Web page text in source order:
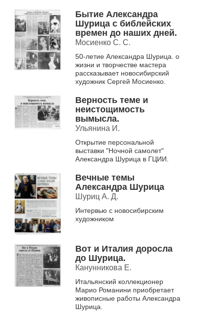
Бытие Александра
Шурица с библейских
времен до наших дней.
Мосиенко С. С.
50-летие Александра Шурица. о
жизни и творчестве мастера
рассказывает новосибирский
художник Сергей Мосиенко.
Верность теме и
неистощимость
вымысла.
Ульянина И.
Открытие персональной
выставки "Ночной самолет"
Александра Шурица в ГЦИИ.
Вечные темы
Александра Шурица
Шуриц А. Д.
Интервью с новосибирским
художником
Вот и Италия доросла
до Шурица.
Канунникова Е.
Итальянский коллекционер
Марио Романини приобретает
живописные работы Александра
Шурица.